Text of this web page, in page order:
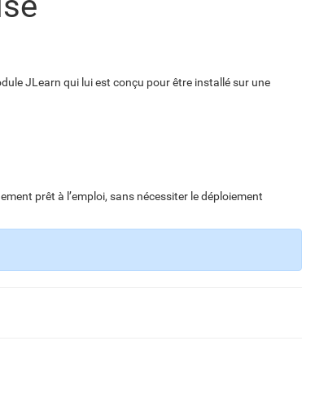
JLearn qui lui est conçu pour être installé sur une
prêt à l’emploi, sans nécessiter le déploiement